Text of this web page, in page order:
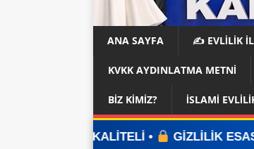
ANA SAYFA ✍️ EVLİLİK
KVKK AYDINLATMA METNI
BIZ KIMIZ? İSLAMI
GİZLİLİK ESASTIR • ÜYELİK